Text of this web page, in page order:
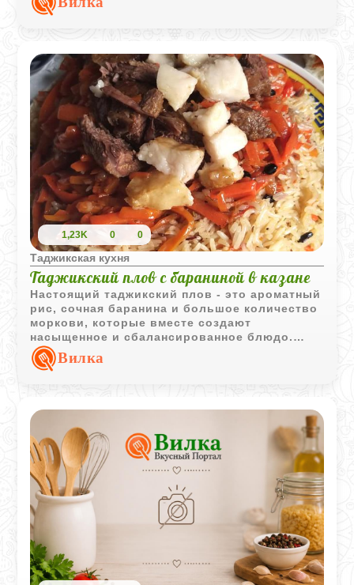
молоком.
1,23K 0 0
Таджикская кухня
Таджикский плов с бараниной в казане
Настоящий таджикский плов - это ароматный
рис, сочная баранина и большое количество
моркови, которые вместе создают
насыщенное и сбалансированное блюдо.
Такой плов традиционно готовят в казане и
подают с овощами и свежей зеленью.
Вилка